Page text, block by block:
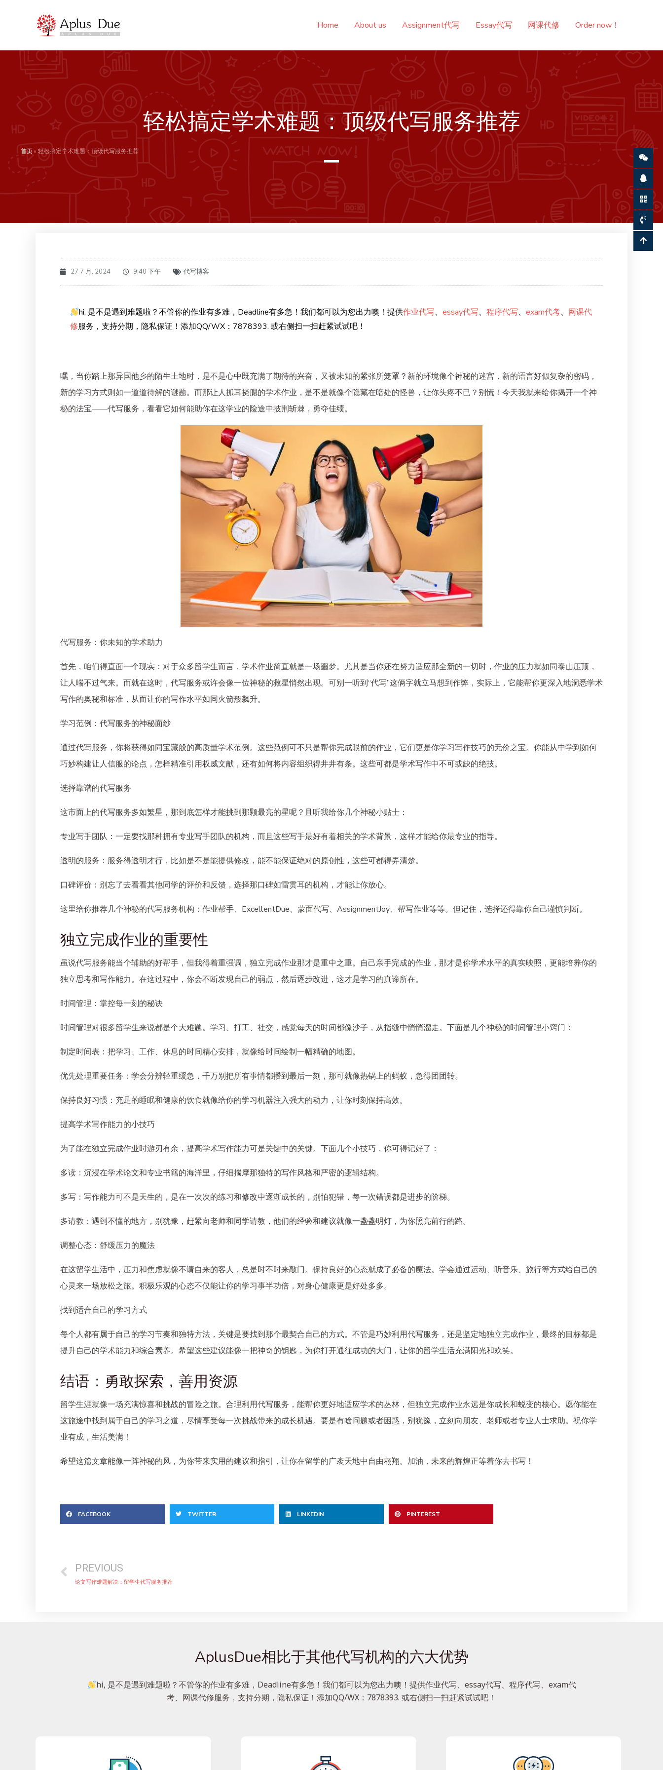
容
Home About us Assignment代写 Essay代写 网课代修 Order now！
轻松搞定学术难题：顶级代写服务推荐
首页» 轻松搞定学术难题：顶级代写服务推荐
27 7 月, 2024 9:40 下午 代写博客
hi, 是不是遇到难题啦？不管你的作业有多难，Deadline有多急！我们都可以为您出力噢！提供作业代写、essay代写、程序代写、exam代考、 网课代
修服务，支持分期，隐私保证！添加QQ/WX：7878393. 或右侧扫一扫赶紧试试吧！
嘿，当你踏上那异国他乡的陌生土地时，是不是心中既充满了期待的兴奋，又被未知的紧张所笼罩？新的环境像个神秘的迷宫，新的语言好似复杂的密码，
新的学习方式则如一道道待解的谜题。而那让人抓耳挠腮的学术作业，是不是就像个隐藏在暗处的怪兽，让你头疼不已？别慌！今天我就来给你揭开一个神
秘的法宝——代写服务，看看它如何能助你在这学业的险途中披荆斩棘，勇夺佳绩。
代写服务：你未知的学术助力
首先，咱们得直面一个现实：对于众多留学生而言，学术作业简直就是一场噩梦。尤其是当你还在努力适应那全新的一切时，作业的压力就如同泰山压顶，
让人喘不过气来。而就在这时，代写服务或许会像一位神秘的救星悄然出现。可别一听到“代写”这俩字就立马想到作弊，实际上，它能帮你更深入地洞悉学术
写作的奥秘和标准，从而让你的写作水平如同火箭般飙升。
学习范例：代写服务的神秘面纱
通过代写服务，你将获得如同宝藏般的高质量学术范例。这些范例可不只是帮你完成眼前的作业，它们更是你学习写作技巧的无价之宝。你能从中学到如何
巧妙构建让人信服的论点，怎样精准引用权威文献，还有如何将内容组织得井井有条。这些可都是学术写作中不可或缺的绝技。
选择靠谱的代写服务
这市面上的代写服务多如繁星，那到底怎样才能挑到那颗最亮的星呢？且听我给你几个神秘小贴士：
专业写手团队：一定要找那种拥有专业写手团队的机构，而且这些写手最好有着相关的学术背景，这样才能给你最专业的指导。
透明的服务：服务得透明才行，比如是不是能提供修改，能不能保证绝对的原创性，这些可都得弄清楚。
口碑评价：别忘了去看看其他同学的评价和反馈，选择那口碑如雷贯耳的机构，才能让你放心。
这里给你推荐几个神秘的代写服务机构：作业帮手、ExcellentDue、蒙面代写、AssignmentJoy、帮写作业等等。但记住，选择还得靠你自己谨慎判断。
独立完成作业的重要性
虽说代写服务能当个辅助的好帮手，但我得着重强调，独立完成作业那才是重中之重。自己亲手完成的作业，那才是你学术水平的真实映照，更能培养你的
独立思考和写作能力。在这过程中，你会不断发现自己的弱点，然后逐步改进，这才是学习的真谛所在。
时间管理：掌控每一刻的秘诀
时间管理对很多留学生来说都是个大难题。学习、打工、社交，感觉每天的时间都像沙子，从指缝中悄悄溜走。下面是几个神秘的时间管理小窍门：
制定时间表：把学习、工作、休息的时间精心安排，就像给时间绘制一幅精确的地图。
优先处理重要任务：学会分辨轻重缓急，千万别把所有事情都攒到最后一刻，那可就像热锅上的蚂蚁，急得团团转。
保持良好习惯：充足的睡眠和健康的饮食就像给你的学习机器注入强大的动力，让你时刻保持高效。
提高学术写作能力的小技巧
为了能在独立完成作业时游刃有余，提高学术写作能力可是关键中的关键。下面几个小技巧，你可得记好了：
多读：沉浸在学术论文和专业书籍的海洋里，仔细揣摩那独特的写作风格和严密的逻辑结构。
多写：写作能力可不是天生的，是在一次次的练习和修改中逐渐成长的，别怕犯错，每一次错误都是进步的阶梯。
多请教：遇到不懂的地方，别犹豫，赶紧向老师和同学请教，他们的经验和建议就像一盏盏明灯，为你照亮前行的路。
调整心态：舒缓压力的魔法
在这留学生活中，压力和焦虑就像不请自来的客人，总是时不时来敲门。保持良好的心态就成了必备的魔法。学会通过运动、听音乐、旅行等方式给自己的
心灵来一场放松之旅。积极乐观的心态不仅能让你的学习事半功倍，对身心健康更是好处多多。
找到适合自己的学习方式
每个人都有属于自己的学习节奏和独特方法，关键是要找到那个最契合自己的方式。不管是巧妙利用代写服务，还是坚定地独立完成作业，最终的目标都是
提升自己的学术能力和综合素养。希望这些建议能像一把神奇的钥匙，为你打开通往成功的大门，让你的留学生活充满阳光和欢笑。
结语：勇敢探索，善用资源
留学生涯就像一场充满惊喜和挑战的冒险之旅。合理利用代写服务，能帮你更好地适应学术的丛林，但独立完成作业永远是你成长和蜕变的核心。愿你能在
这旅途中找到属于自己的学习之道，尽情享受每一次挑战带来的成长机遇。要是有啥问题或者困惑，别犹豫，立刻向朋友、老师或者专业人士求助。祝你学
业有成，生活美满！
希望这篇文章能像一阵神秘的风，为你带来实用的建议和指引，让你在留学的广袤天地中自由翱翔。加油，未来的辉煌正等着你去书写！
FACEBOOK TWITTER LINKEDIN PINTEREST
PREVIOUS
论文写作难题解决：留学生代写服务推荐
AplusDue相比于其他代写机构的六大优势
hi, 是不是遇到难题啦？不管你的作业有多难，Deadline有多急！我们都可以为您出力噢！提供作业代写、essay代写、程序代写、exam代
考、网课代修服务，支持分期，隐私保证！添加QQ/WX：7878393. 或右侧扫一扫赶紧试试吧！